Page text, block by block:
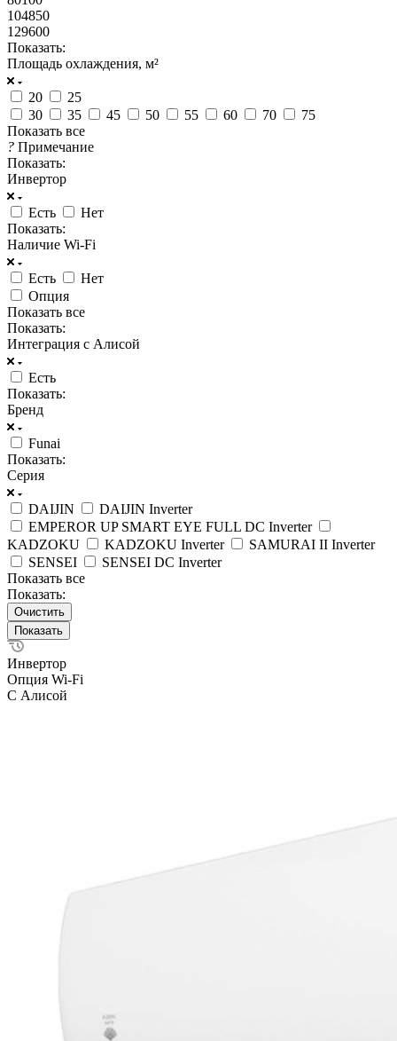
104850
129600
Показать:
Площадь охлаждения, м²
20
25
30
35 45 50 55 60 70
75
Показать все
? Примечание
Показать:
Инвертор
Есть
Нет
Показать:
Наличие Wi-Fi
Есть
Нет
Опция
Показать все
Показать:
Интеграция с Алисой
Есть
Показать:
Бренд
Funai
Показать:
Серия
DAIJIN
DAIJIN Inverter
EMPEROR UP SMART EYE FULL DC Inverter
KADZOKU
KADZOKU Inverter
SAMURAI II Inverter
SENSEI
SENSEI DC Inverter
Показать все
Показать:
Очистить
Инвертор
Опция Wi-Fi
С Алисой